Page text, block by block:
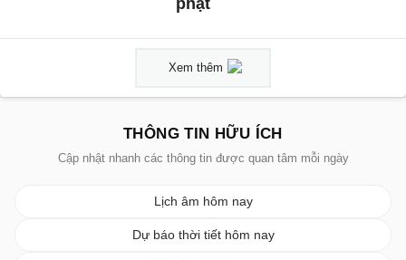
phạt
Xem thêm
THÔNG TIN HỮU ÍCH
Cập nhật nhanh các thông tin được quan tâm mỗi ngày
Lịch âm hôm nay
Dự báo thời tiết hôm nay